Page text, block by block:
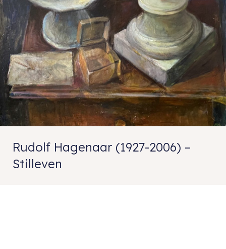
Rudolf Hagenaar (1927-2006) –
Stilleven